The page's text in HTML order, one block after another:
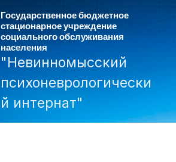
Государственное бюджетное
стационарное учреждение
социального обслуживания
населения
"Невинномысский
психоневрологически
й интернат"